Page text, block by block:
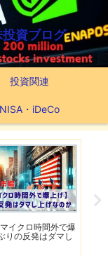
資ブログ
投資関連
NISA・iDeCo
マイクロ時間外で爆
りの反発はダマし